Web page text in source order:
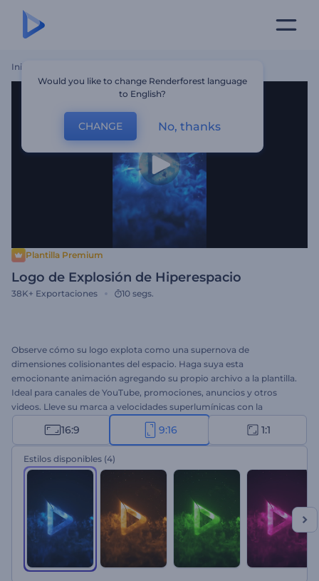
Inicio
Plantilla Premium
Logo de Explosión de Hiperespacio
38K+ Exportaciones 10 segs.
Observe cómo su logo explota como una supernova de
dimensiones colisionantes del espacio. Haga suya esta
emocionante animación agregando su propio archivo a la plantilla.
Ideal para canales de YouTube, promociones, anuncios y otros
videos. Lleve su marca a velocidades superlumínicas con la
revelación del logo Logo de Explosión de Hiperespacio. ¡Pruébelo!
16:9 9:16 1:1
Estilos disponibles (4)
Would you like to change Renderforest language
to English?
CHANGE No, thanks